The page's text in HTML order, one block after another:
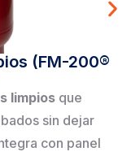
(FM-200®
limpios que
sin dejar
con panel